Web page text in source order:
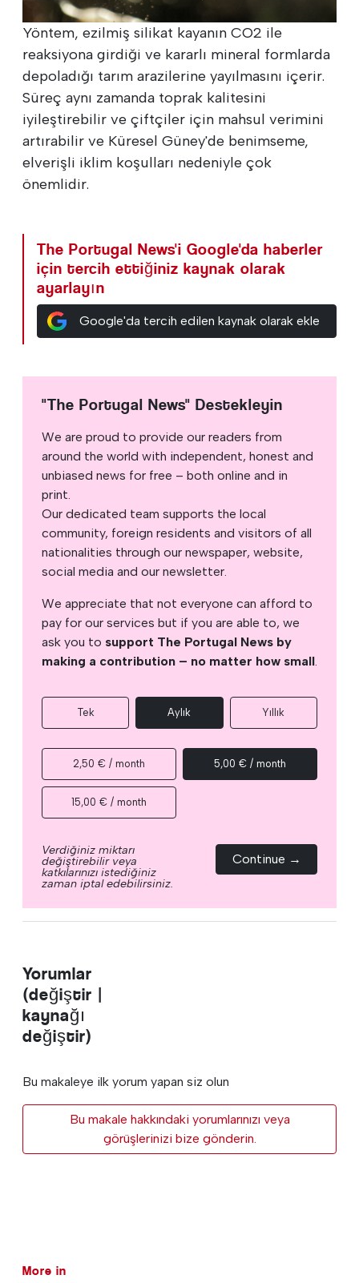
Yöntem, ezilmiş silikat kayanın CO2 ile
reaksiyona girdiği ve kararlı mineral formlarda
depoladığı tarım arazilerine yayılmasını içerir.
Süreç aynı zamanda toprak kalitesini
iyileştirebilir ve çiftçiler için mahsul verimini
artırabilir ve Küresel Güney'de benimseme,
elverişli iklim koşulları nedeniyle çok
önemlidir.
The Portugal News'i Google'da haberler
için tercih ettiğiniz kaynak olarak
ayarlayın
Google'da tercih edilen kaynak olarak ekle
"The Portugal News" Destekleyin
We are proud to provide our readers from
around the world with independent, honest and
unbiased news for free – both online and in
print.
Our dedicated team supports the local
community, foreign residents and visitors of all
nationalities through our newspaper, website,
social media and our newsletter.
We appreciate that not everyone can afford to
pay for our services but if you are able to, we
ask you to support The Portugal News by
making a contribution – no matter how small.
Tek Aylık Yıllık
2,50 € / month 5,00 € / month
15,00 € / month
Verdiğiniz miktarı
değiştirebilir veya
katkılarınızı istediğiniz
zaman iptal edebilirsiniz.
Continue →
Yorumlar
(değiştir |
kaynağı
değiştir)
Bu makaleye ilk yorum yapan siz olun
Bu makale hakkındaki yorumlarınızı veya
görüşlerinizi bize gönderin.
More in